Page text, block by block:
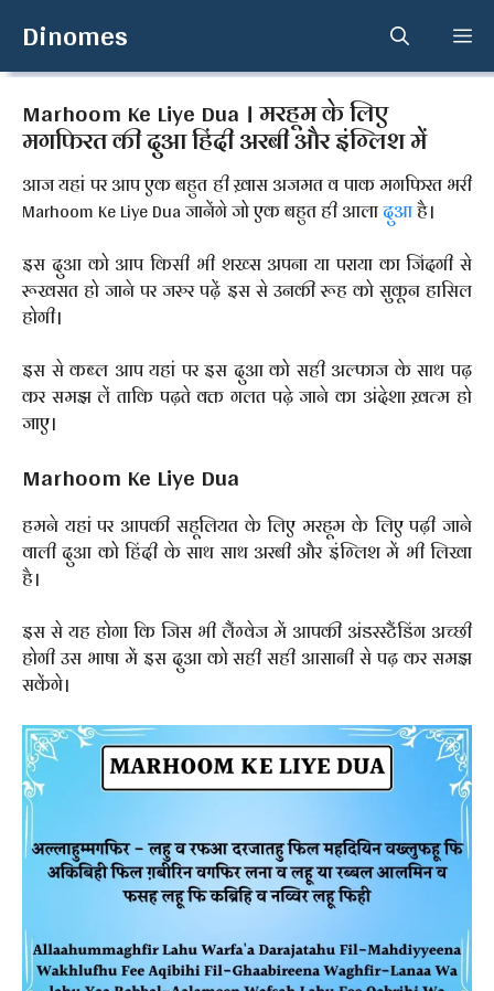
content
Dinomes
Marhoom Ke Liye Dua । मरहूम के लिए
मगफिरत की दुआ हिंदी अरबी और इंग्लिश में
आज यहां पर आप एक बहुत ही ख़ास अजमत व पाक मगफिरत भरी
Marhoom Ke Liye Dua जानेंगे जो एक बहुत ही आलादुआहै।
इस दुआ को आप किसी भी शख्स अपना या पराया का जिंदगी से
रूखसत हो जाने पर जरुर पढ़ें इस से उनकी रूह को सुकून हासिल
होगी।
इस से कब्ल आप यहां पर इस दुआ को सही अल्फाज के साथ पढ़
कर समझ लें ताकि पढ़ते वक्त गलत पढ़े जाने का अंदेशा ख़त्म हो
जाए।
Marhoom Ke Liye Dua
हमने यहां पर आपकी सहूलियत के लिए मरहूम के लिए पढ़ी जाने
वाली दुआ को हिंदी के साथ साथ अरबी और इंग्लिश में भी लिखा
है।
इस से यह होगा कि जिस भी लैंग्वेज में आपकी अंडरस्टैंडिंग अच्छी
होगी उस भाषा में इस दुआ को सही सही आसानी से पढ़ कर समझ
सकेंगे।